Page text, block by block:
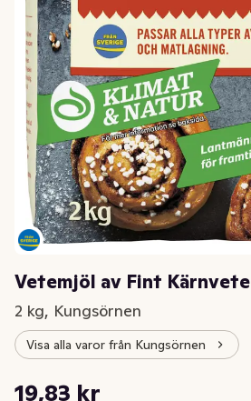
Vetemjöl av Fint Kärnvete
2 kg, Kungsörnen
Visa alla varor från Kungsörnen
19,83 kr
Styckpris: 9,92 kr /kg